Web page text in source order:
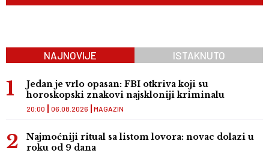
NAJNOVIJE ISTAKNUTO
Jedan je vrlo opasan: FBI otkriva koji su
horoskopski znakovi najskloniji kriminalu
MAGAZIN
20:00 06.08.2026
Najmoćniji ritual sa listom lovora: novac dolazi u
roku od 9 dana